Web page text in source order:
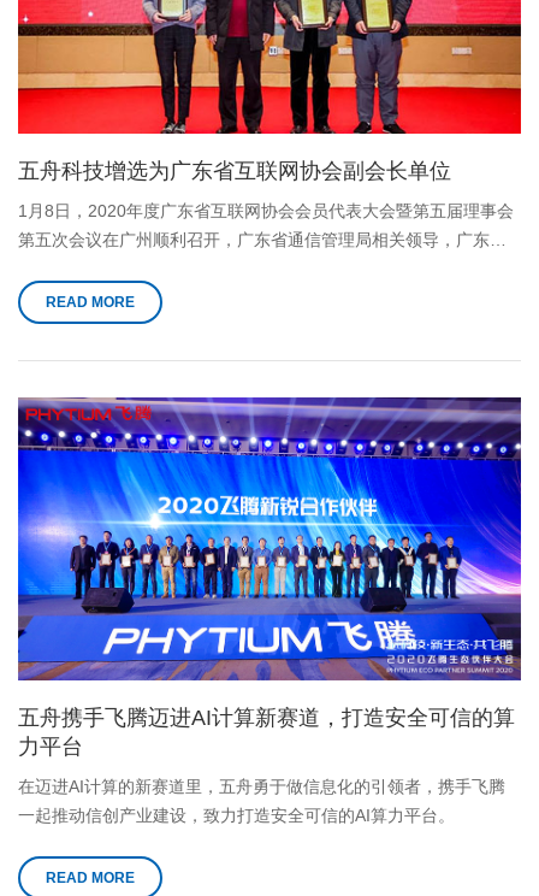
五舟科技增选为广东省互联网协会副会长单位
1月8日，2020年度广东省互联网协会会员代表大会暨第五届理事会
第五次会议在广州顺利召开，广东省通信管理局相关领导，广东省
READ MORE
五舟携手飞腾迈进AI计算新赛道，打造安全可信的算
力平台
在迈进AI计算的新赛道里，五舟勇于做信息化的引领者，携手飞腾
一起推动信创产业建设，致力打造安全可信的AI算力平台。
READ MORE